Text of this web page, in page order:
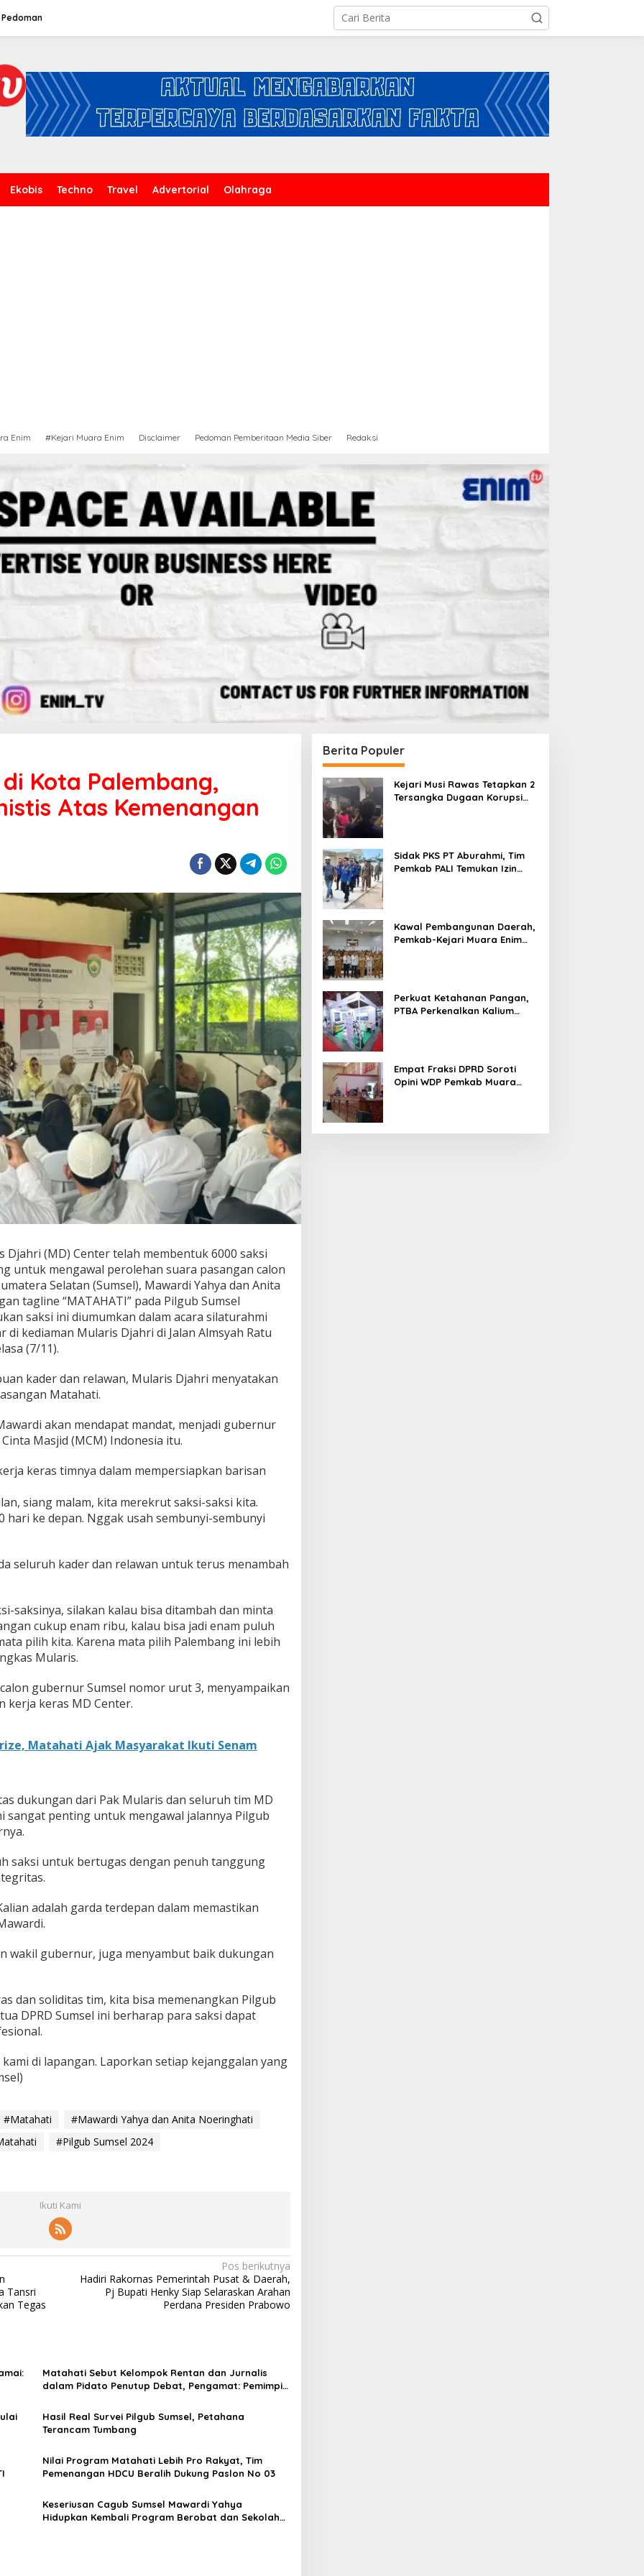
Pedoman
Ekobis Techno Travel Advertorial Olahraga
Enim #Kejari Muara Enim Disclaimer Pedoman Pemberitaan Media Siber Redaksi
Kota Palembang,
Atas Kemenangan
Djahri (MD) Center telah membentuk 6000 saksi
untuk mengawal perolehan suara pasangan calon
Selatan (Sumsel), Mawardi Yahya dan Anita
tagline “MATAHATI” pada Pilgub Sumsel
saksi ini diumumkan dalam acara silaturahmi
di kediaman Mularis Djahri di Jalan Almsyah Ratu
(7/11).
kader dan relawan, Mularis Djahri menyatakan
Matahati.
akan mendapat mandat, menjadi gubernur
Masjid (MCM) Indonesia itu.
keras timnya dalam mempersiapkan barisan
siang malam, kita merekrut saksi-saksi kita.
hari ke depan. Nggak usah sembunyi-sembunyi
seluruh kader dan relawan untuk terus menambah
saksinya, silakan kalau bisa ditambah dan minta
cukup enam ribu, kalau bisa jadi enam puluh
pilih kita. Karena mata pilih Palembang ini lebih
Mularis.
gubernur Sumsel nomor urut 3, menyampaikan
kerja keras MD Center.
Matahati Ajak Masyarakat Ikuti Senam
dukungan dari Pak Mularis dan seluruh tim MD
sangat penting untuk mengawal jalannya Pilgub
saksi untuk bertugas dengan penuh tanggung
adalah garda terdepan dalam memastikan
wakil gubernur, juga menyambut baik dukungan
dan soliditas tim, kita bisa memenangkan Pilgub
DPRD Sumsel ini berharap para saksi dapat
di lapangan. Laporkan setiap kejanggalan yang
#Matahati
#Mawardi Yahya dan Anita Noeringhati
#Pilgub Sumsel 2024
Ikuti Kami
Tansri
Tegas
Pos berikutnya
Hadiri Rakornas Pemerintah Pusat & Daerah,
Pj Bupati Henky Siap Selaraskan Arahan
Perdana Presiden Prabowo
Matahati Sebut Kelompok Rentan dan Jurnalis
dalam Pidato Penutup Debat, Pengamat: Pemimpin
Hasil Real Survei Pilgub Sumsel, Petahana
Terancam Tumbang
Nilai Program Matahati Lebih Pro Rakyat, Tim
Pemenangan HDCU Beralih Dukung Paslon No 03
Keseriusan Cagub Sumsel Mawardi Yahya
Hidupkan Kembali Program Berobat dan Sekolah
Berita Populer
Kejari Musi Rawas Tetapkan 2
Tersangka Dugaan Korupsi
Sidak PKS PT Aburahmi, Tim
Pemkab PALI Temukan Izin
Kawal Pembangunan Daerah,
Pemkab-Kejari Muara Enim
Perkuat Ketahanan Pangan,
PTBA Perkenalkan Kalium
Empat Fraksi DPRD Soroti
Opini WDP Pemkab Muara